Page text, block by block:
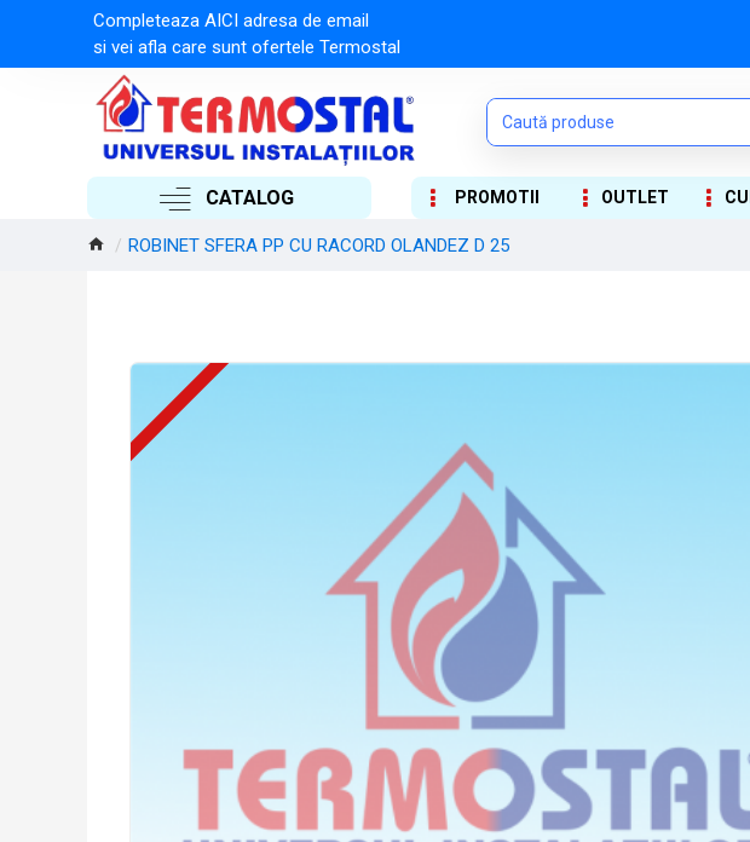
Completeaza AICI adresa de email
si vei afla care sunt ofertele Termostal
CATALOG PROMOTII OUTLET
ROBINET SFERA PP CU RACORD OLANDEZ D 25